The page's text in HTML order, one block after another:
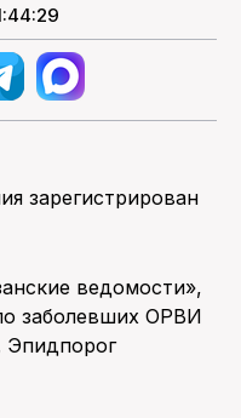
зарегистрирован
ведомости»,
заболевших ОРВИ
Эпидпорог